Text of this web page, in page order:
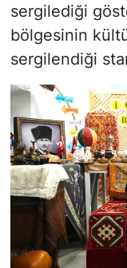
sergilediği
bölgesinin
sergilendiği